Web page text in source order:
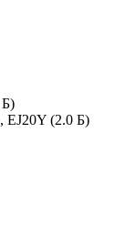
Б)
EJ20Y (2.0 Б)